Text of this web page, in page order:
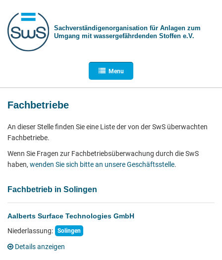
Sachverständigen­organisation für Anlagen zum
Umgang mit wasser­gefährdenden Stoffen e.V.
Menu
Fachbetriebe
An dieser Stelle finden Sie eine Liste der von der SwS überwachten
Fachbetriebe.
Wenn Sie Fragen zur Fachbetriebsüberwachung durch die SwS
haben, wenden Sie sich bitte an unsere Geschäftsstelle.
Fachbetrieb in Solingen
Aalberts Surface Technologies GmbH
Niederlassung:
Solingen
Details anzeigen